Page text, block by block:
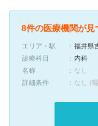
8件の医療機関が見
エリア・駅
福井県
診療科目
内科
名称
なし
詳細条件
なし (